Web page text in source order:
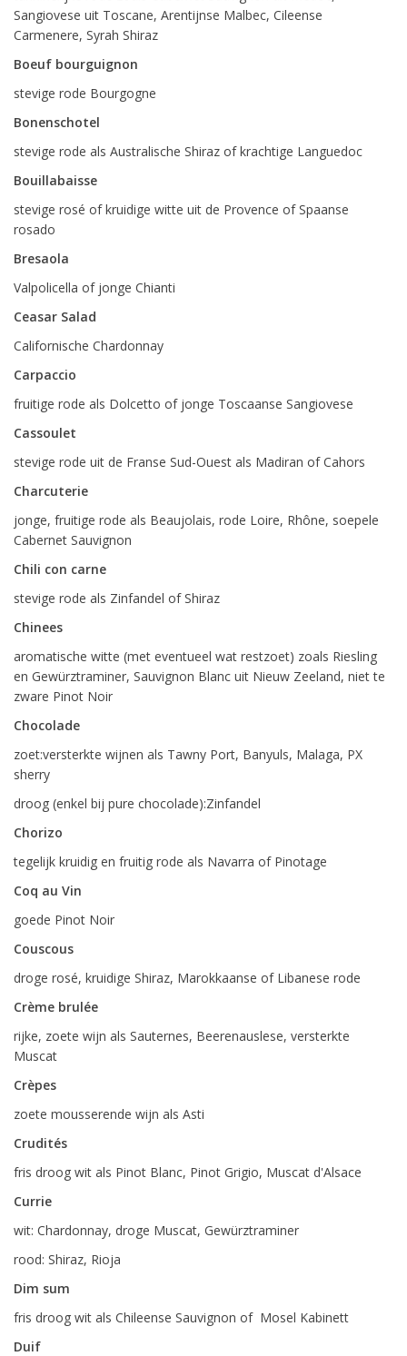
Sangiovese uit Toscane, Arentijnse Malbec, Cileense
Carmenere, Syrah Shiraz
Boeuf bourguignon
stevige rode Bourgogne
Bonenschotel
stevige rode als Australische Shiraz of krachtige Languedoc
Bouillabaisse
stevige rosé of kruidige witte uit de Provence of Spaanse
rosado
Bresaola
Valpolicella of jonge Chianti
Ceasar Salad
Californische Chardonnay
Carpaccio
fruitige rode als Dolcetto of jonge Toscaanse Sangiovese
Cassoulet
stevige rode uit de Franse Sud-Ouest als Madiran of Cahors
Charcuterie
jonge, fruitige rode als Beaujolais, rode Loire, Rhône, soepele
Cabernet Sauvignon
Chili con carne
stevige rode als Zinfandel of Shiraz
Chinees
aromatische witte (met eventueel wat restzoet) zoals Riesling
en Gewürztraminer, Sauvignon Blanc uit Nieuw Zeeland, niet te
zware Pinot Noir
Chocolade
zoet:versterkte wijnen als Tawny Port, Banyuls, Malaga, PX
sherry
droog (enkel bij pure chocolade):Zinfandel
Chorizo
tegelijk kruidig en fruitig rode als Navarra of Pinotage
Coq au Vin
goede Pinot Noir
Couscous
droge rosé, kruidige Shiraz, Marokkaanse of Libanese rode
Crème brulée
rijke, zoete wijn als Sauternes, Beerenauslese, versterkte
Muscat
Crèpes
zoete mousserende wijn als Asti
Crudités
fris droog wit als Pinot Blanc, Pinot Grigio, Muscat d'Alsace
Currie
wit: Chardonnay, droge Muscat, Gewürztraminer
rood: Shiraz, Rioja
Dim sum
fris droog wit als Chileense Sauvignon of Mosel Kabinett
Duif